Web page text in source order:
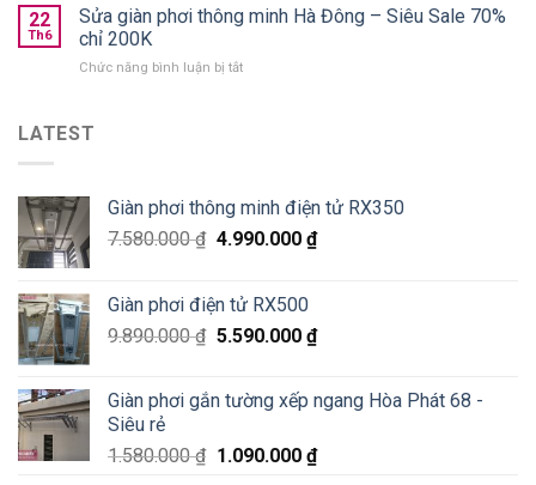
West
số
giàn
phơi
minh
Đống
Đa
22
Th6
Sửa giàn phơi thông minh Hà Đông – Siêu Sale 70%
chỉ 200K
Chức năng bình luận bị tắtở
Đông
–
Siêu
chỉ
200K
LATEST
Giàn phơi thông minh điện tử RX350
7.580.000₫ 4.990.000 ₫
Giàn phơi điện tử RX500
9.890.000₫ 5.590.000 ₫
Giàn phơi gắn tường xếp ngang Hòa Phát 68 -
Siêu rẻ
1.580.000₫ 1.090.000 ₫